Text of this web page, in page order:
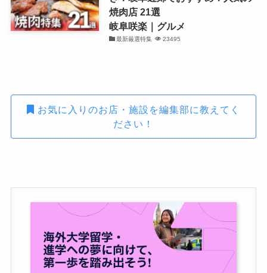
焼肉店 21選
岐阜咲楽｜グルメ
最新厳選特集 23495
お気に入りのお店・施設を編集部に教えてく
ださい！